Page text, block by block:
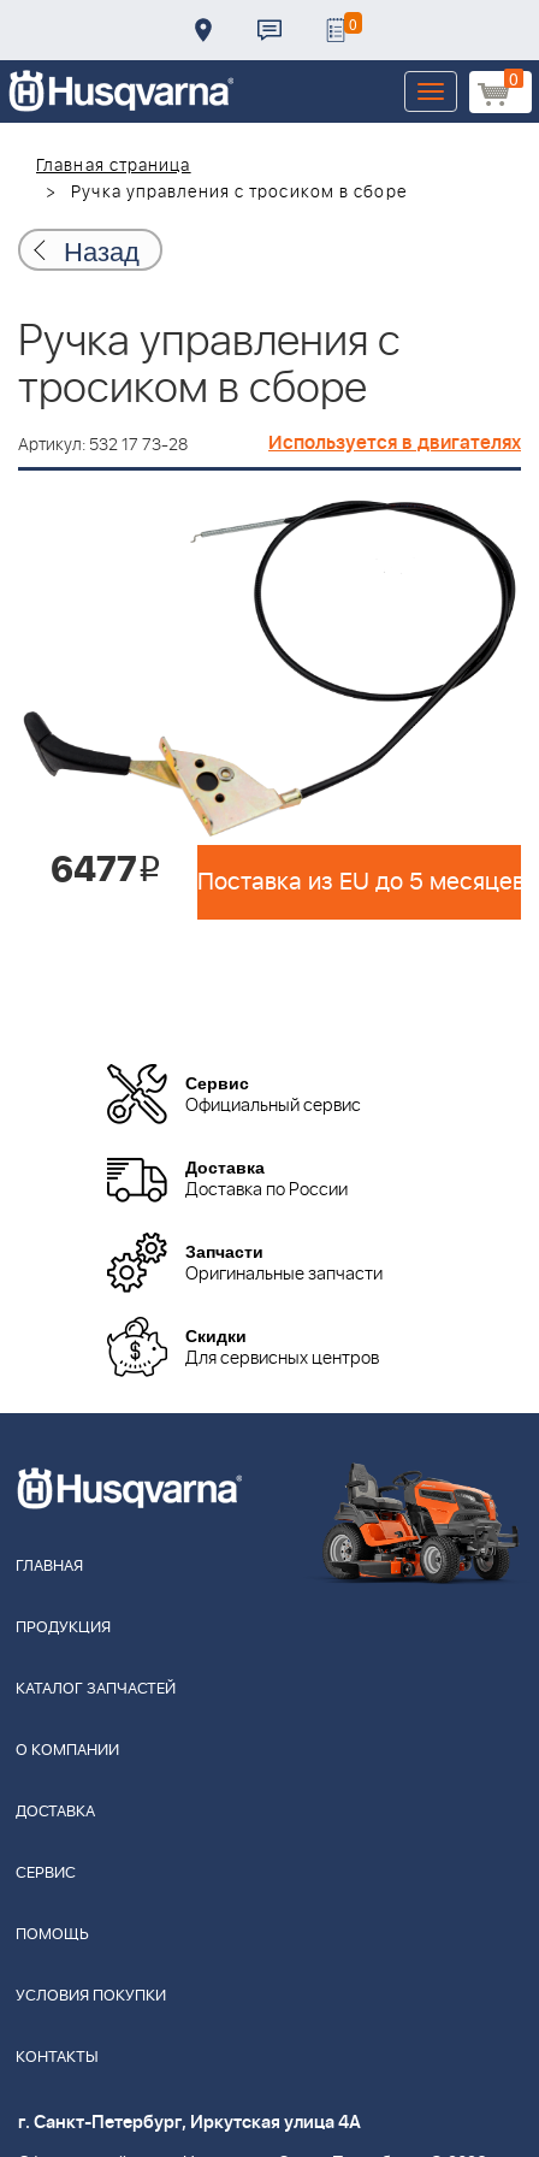
0
0
Toggle
navigation
Главная страница
Ручка управления с тросиком в сборе
Назад
Ручка управления с
тросиком в сборе
Артикул: 532 17 73-28 Используется в двигателях
6477i Поставка из EU до 5 месяцев
Сервис
Официальный сервис
Доставка
Доставка по России
Запчасти
Оригинальные запчасти
Скидки
Для сервисных центров
ГЛАВНАЯ
ПРОДУКЦИЯ
КАТАЛОГ ЗАПЧАСТЕЙ
О КОМПАНИИ
ДОСТАВКА
СЕРВИС
ПОМОЩЬ
УСЛОВИЯ ПОКУПКИ
КОНТАКТЫ
г. Санкт-Петербург, Иркутская улица 4А